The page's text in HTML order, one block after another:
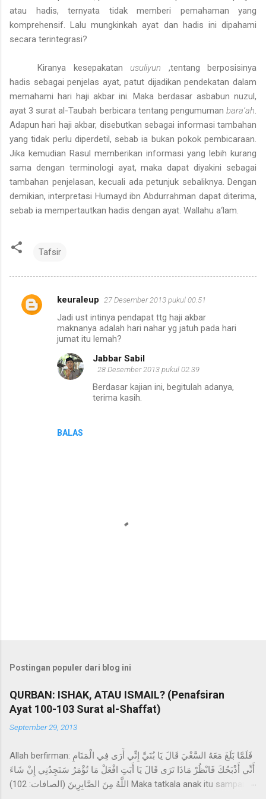
atau hadis, ternyata tidak memberi pemahaman yang
komprehensif. Lalu mungkinkah ayat dan hadis ini dipahami
secara terintegrasi?
Kiranya kesepakatanusuliyun ,tentang berposisinya
hadis sebagai penjelas ayat, patut dijadikan pendekatan dalam
memahami hari haji akbar ini. Maka berdasar asbabun nuzul,
ayat 3 surat al-Taubah berbicara tentang pengumumanbara’ah
Adapun hari haji akbar, disebutkan sebagai informasi tambahan
yang tidak perlu diperdetil, sebab ia bukan pokok pembicaraan.
Jika kemudian Rasul memberikan informasi yang lebih kurang
sama dengan terminologi ayat, maka dapat diyakini sebagai
tambahan penjelasan, kecuali ada petunjuk sebaliknya. Dengan
demikian, interpretasi Humayd ibn Abdurrahman dapat diterima,
sebab ia mempertautkan hadis dengan ayat. Wallahu a‘lam.
Tafsir
K
keuraleup 27 Desember 2013 pukul 00.51
Jadi ust intinya pendapat ttg haji akbar
maknanya adalah hari nahar yg jatuh pada hari
jumat itu lemah?
BALAS
Jabbar Sabil
28 Desember 2013 pukul 02.39
Berdasar kajian ini, begitulah adanya,
terima kasih.
t
n
g
K
m
n
a
r
Postingan populer dari blog ini
QURBAN: ISHAK, ATAU ISMAIL? (Penafsiran
Ayat 100-103 Surat al-Shaffat)
September 29, 2013
Allah berfirman: فَلَمَّا بَلَغَ مَعَهُ السَّعْيَ قَالَ يَا بُنَيَّ إِنِّي أَرَى فِي الْمَنَامِ
أَنِّي أَذْبَحُكَ فَانْظُرْ مَاذَا تَرَى قَالَ يَا أَبَتِ افْعَلْ مَا تُؤْمَرُ سَتَجِدُنِي إِنْ شَاءَ
اللَّهُ مِنَ الصَّابِرِينَ (الصافات: 102) Maka tatkala anak itu sampai